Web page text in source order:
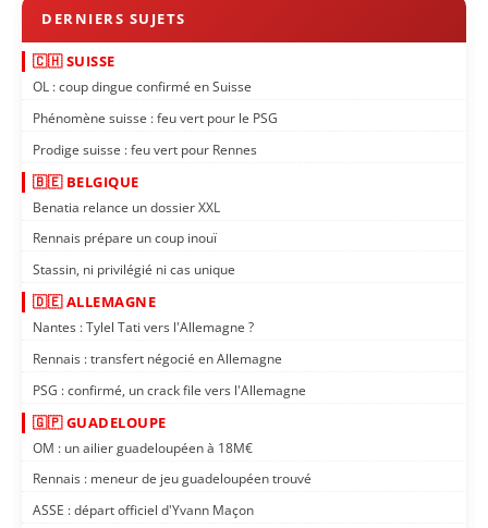
🇨🇭 SUISSE
OL : coup dingue confirmé en Suisse
Phénomène suisse : feu vert pour le PSG
Prodige suisse : feu vert pour Rennes
🇧🇪 BELGIQUE
Benatia relance un dossier XXL
Rennais prépare un coup inouï
Stassin, ni privilégié ni cas unique
🇩🇪 ALLEMAGNE
Nantes : Tylel Tati vers l'Allemagne ?
Rennais : transfert négocié en Allemagne
PSG : confirmé, un crack file vers l'Allemagne
🇬🇵 GUADELOUPE
OM : un ailier guadeloupéen à 18M€
Rennais : meneur de jeu guadeloupéen trouvé
ASSE : départ officiel d'Yvann Maçon